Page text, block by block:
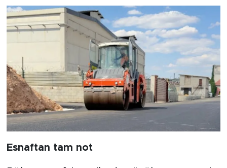
Esnaftan tam not